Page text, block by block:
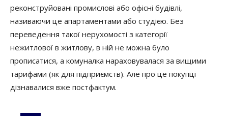
реконструйовані промислові або офісні будівлі,
називаючи це апартаментами або студією. Без
переведення такої нерухомості з категорії
нежитлової в житлову, в ній не можна було
прописатися, а комуналка нараховувалася за вищими
тарифами (як для підприємств). Але про це покупці
дізнавалися вже постфактум.